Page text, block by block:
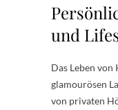
und
Das Leben
glamourösen
von privaten